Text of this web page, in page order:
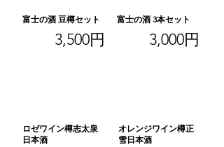
富士の酒 豆樽セット
3,500円
富士の酒 3本セット
3,000円
ロゼワイン樽志太泉
日本酒
オレンジワイン樽正
雪日本酒